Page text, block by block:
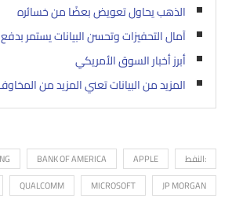
الذهب يحاول تعويض بعضًا من خسائره
آمال التحفيزات وتحسن البيانات يستمر
أبرز أخبار السوق الأمريكي
المزيد من البيانات تعني المزيد من
:النفط APPLE
BANK OF AMERICA
JP MORGAN
MICROSOFT
QUALCOMM